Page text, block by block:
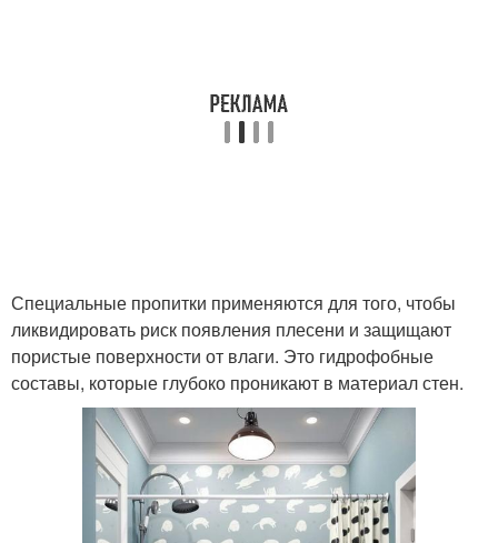
Специальные пропитки применяются для того, чтобы
ликвидировать риск появления плесени и защищают
пористые поверхности от влаги. Это гидрофобные
составы, которые глубоко проникают в материал стен.